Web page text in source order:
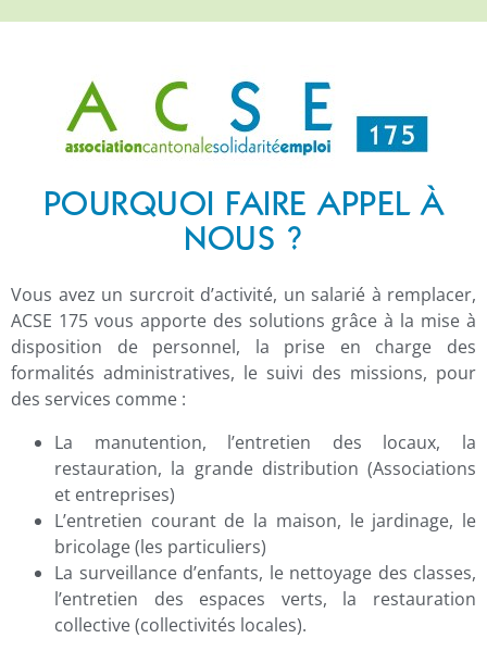
POURQUOI FAIRE APPEL À
NOUS ?
Vous avez un surcroit d’activité, un salarié à remplacer,
ACSE 175 vous apporte des solutions grâce à la mise à
disposition de personnel, la prise en charge des
formalités administratives, le suivi des missions, pour
des services comme :
La manutention, l’entretien des locaux, la
restauration, la grande distribution (Associations
et entreprises)
L’entretien courant de la maison, le jardinage, le
bricolage (les particuliers)
La surveillance d’enfants, le nettoyage des classes,
l’entretien des espaces verts, la restauration
collective (collectivités locales).